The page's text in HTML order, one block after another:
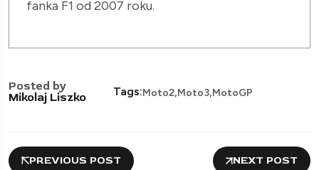
fanka F1 od 2007 roku.
Posted by
Mikolaj Liszko
Tags:Moto2,Moto3,MotoGP
PREVIOUS POST NEXT POST